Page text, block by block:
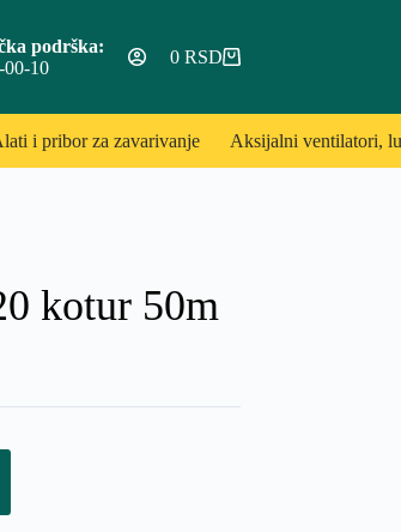
podrška:
00-10
Shopping
0 RSD
i pribor za zavarivanje Aksijalni ventilatori,
kotur 50m